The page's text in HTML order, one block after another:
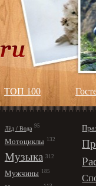
ТОП 100
Лёд / Вода 95
Мотоциклы 132
Музыка 312
Мужчины 185